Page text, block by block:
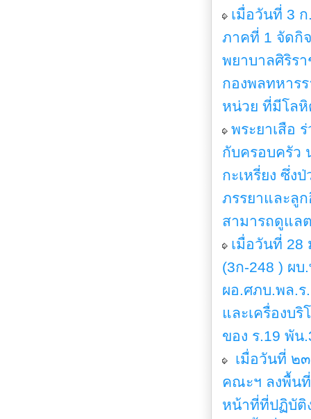
เมื่อวันที่ 3
ภาคที่ 1 จัดกิ
พยาบาลศิริร
กองพลทหาร
หน่วย ที่มีโลหิ
พระยาเสือ
กับครอบครัว
กะเหรี่ยง ซึ่ง
ภรรยาและลู
สามารถดูแล
เมื่อวันที่ 28
(3ก-248 ) ผ
ผอ.ศภบ.พล.ร
และเครื่องบ
ของ ร.19 พัน
เมื่อวันที่ ๒
คณะฯ ลงพื้นที่
หน้าที่ที่ปฏิบัติ